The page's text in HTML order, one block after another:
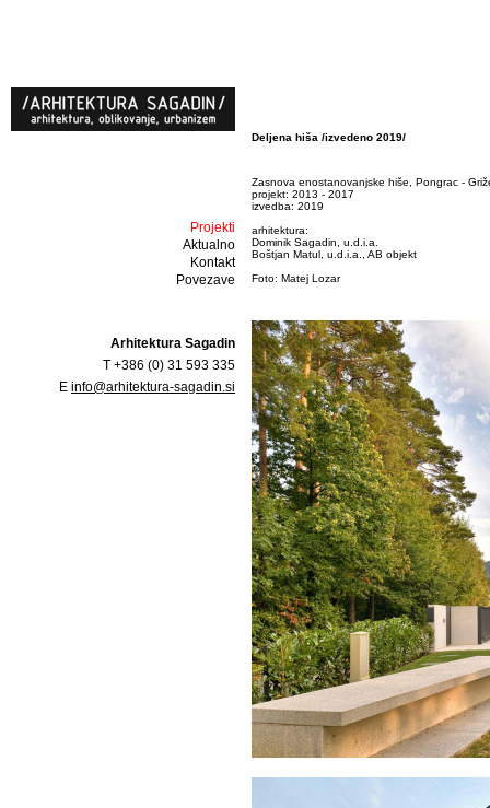
Projekti
Aktualno
Kontakt
Povezave
Arhitektura Sagadin
T +386 (0) 31 593 335
E info@arhitektura-sagadin.si
Deljena hiša /izvedeno 2019/
Zasnova enostanovanjske hiše, Pongrac -
projekt: 2013 - 2017
izvedba: 2019
arhitektura:
Dominik Sagadin, u.d.i.a.
Boštjan Matul, u.d.i.a., AB objekt
Foto: Matej Lozar